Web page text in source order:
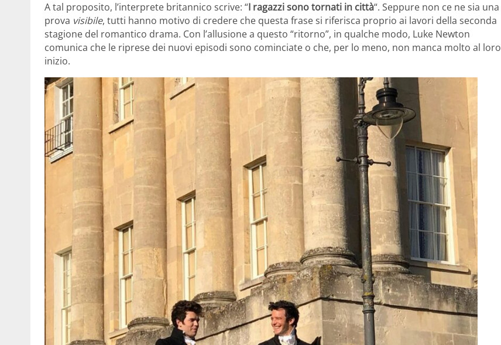
A tal proposito, l’interprete britannico scrive: “I ragazzi sono tornati in città“. Seppure non ce ne sia una
prova visibile, tutti hanno motivo di credere che questa frase si riferisca proprio ai lavori della seconda
stagione del romantico drama. Con l’allusione a questo “ritorno”, in qualche modo, Luke Newton
comunica che le riprese dei nuovi episodi sono cominciate o che, per lo meno, non manca molto al loro
inizio.